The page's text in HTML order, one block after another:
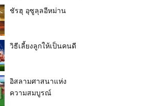
ชัรฮุ อุซูลุลอีหม่าน
วิธีเลี้ยงลูกให้เป็นคนดี
อิสลามศาสนาแห่ง
ความสมบูรณ์